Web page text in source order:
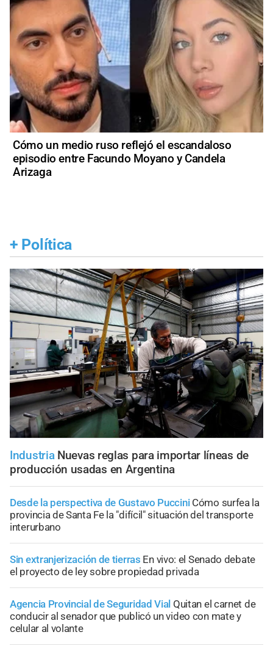
Cómo un medio ruso reflejó el escandaloso
episodio entre Facundo Moyano y Candela
Arizaga
+ Política
Industria Nuevas reglas para importar líneas de
producción usadas en Argentina
Desde la perspectiva de Gustavo Puccini Cómo surfea la
provincia de Santa Fe la "difícil" situación del transporte
interurbano
Sin extranjerización de tierras En vivo: el Senado debate
el proyecto de ley sobre propiedad privada
Agencia Provincial de Seguridad Vial Quitan el carnet de
conducir al senador que publicó un video con mate y
celular al volante